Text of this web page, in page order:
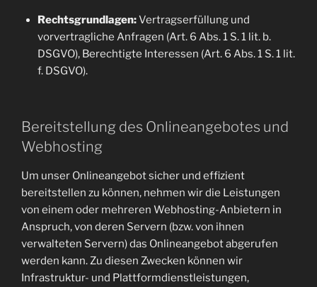
Rechtsgrundlagen:Vertragserfüllung und
vorvertragliche Anfragen (Art. 6 Abs. 1 S. 1 lit. b.
DSGVO), Berechtigte Interessen (Art. 6 Abs. 1 S. 1 lit.
f. DSGVO).
Bereitstellung des Onlineangebotes und
Webhosting
Um unser Onlineangebot sicher und effizient
bereitstellen zu können, nehmen wir die Leistungen
von einem oder mehreren Webhosting-Anbietern in
Anspruch, von deren Servern (bzw. von ihnen
verwalteten Servern) das Onlineangebot abgerufen
werden kann. Zu diesen Zwecken können wir
Infrastruktur- und Plattformdienstleistungen,